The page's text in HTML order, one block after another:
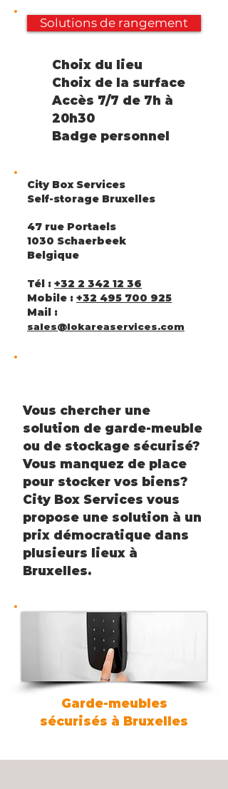
Solutions de rangement
Choix du lieu
Choix de la surface
Accès 7/7 de 7h à
20h30
Badge personne
City Box Services
Self-storage Bruxelles
47 rue Portaels
1030 Schaerbeek
Belgique
Tél : +32 2 342 12 36
Mobile : +32 495 700 925
Mail :
sales@lokareaservices.com
Vous chercher une
solution de garde-meuble
ou de stockage sécurisé?
Vous manquez de place
pour stocker vos biens?
City Box Services vous
propose une solution à un
prix démocratique dans
plusieurs lieux à
Bruxelles.
Garde-meubles
sécurisés à Bruxelles